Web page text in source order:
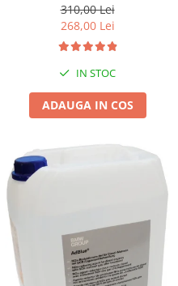
310,00 Lei
268,00 Lei
IN STOC
ADAUGA IN COS